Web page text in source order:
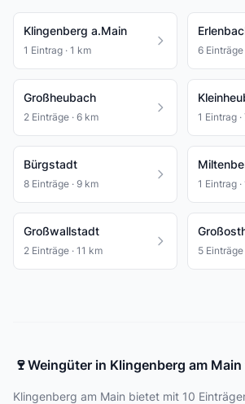
Klingenberg a.Main
1 Eintrag · 1 km 6 Einträge
Großheubach
2 Einträge · 6 km 1 Eintrag
Bürgstadt
8 Einträge · 9 km 1 Eintrag
Großwallstadt
2 Einträge · 11 km 5 Einträge
🍷Weingüter in Klingenberg am
Klingenberg am Main bietet mit 10